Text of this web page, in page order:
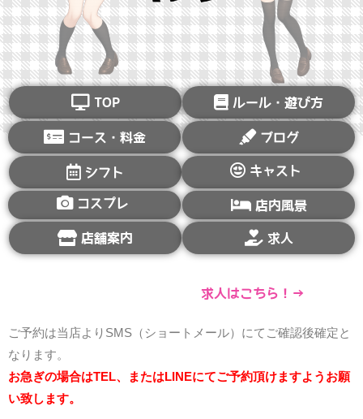
TOP ルール・遊び方
コース・料金 ブログ
シフト キャスト
コスプレ 店内風景
店舗案内 求人
求人はこちら！→
ご予約は当店よりSMS（ショートメール）にてご確認後確定と
なります。
お急ぎの場合はTEL、またはLINEにてご予約頂けますようお願
い致します。